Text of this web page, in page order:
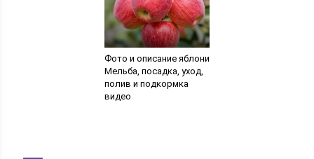
Фото и описание яблони
Мельба, посадка, уход,
полив и подкормка
видео